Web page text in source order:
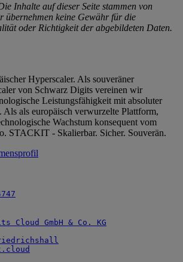
Inhalte auf dieser Seite stammen von
übernehmen keine Gewähr für die
oder Richtigkeit der abgebildeten Daten.
Hyperscaler. Als souveräner
von Schwarz Digits vereinen wir
Leistungsfähigkeit mit absoluter
Als als europäisch verwurzelte Plattform,
Wachstum konsequent vom
STACKIT - Skalierbar. Sicher. Souverän.
Cloud GmbH & Co. KG